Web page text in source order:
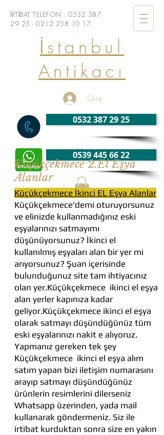
İRTİBAT TELEFON :0532 387
29 25 - 0212 258 10 17
İstanbul
Antikacı
Giriş
0532 387 29 25
0539 445 66 22
Küçükçekmece 2.El Eşya
Alanlar
Küçükçekmece İkinci EL Eşya Alanlar
Küçükçekmece'demi oturuyorsunuz
ve elinizde kullanmadığınız eski
eşyalarınızı satmayımı
düşünüyorsunuz? İkinci el
kullanılmış eşyaları alan bir yer mi
arıyorsunuz? Şuan içerisinde
bulunduğunuz site tam ihtiyacınız
olan yer.Küçükçekmece ikinci el eşya
alan yerler kapınıza kadar
geliyor.Küçükçekmece ikinci el eşya
olarak satmayı düşündüğünüz tüm
eski eşyalarınızı nakit e alıyoruz.
Yapmanız gereken tek şey
Küçükçekmece ikinci el eşya alım
satım yapan bizi iletişim numarasını
arayıp satmayı düşündüğünüz
ürünlerin resimlerini dilerseniz
Whatsapp üzerinden, yada mail
kullanarak göndermeniz. Siz ile
irtibat kurduktan sonra size en yakın